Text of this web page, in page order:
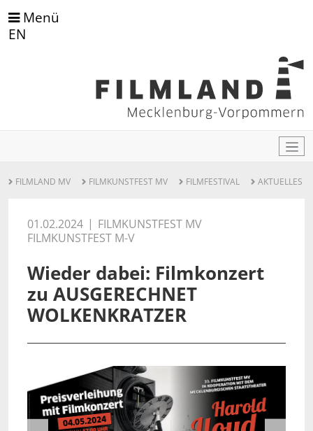
Menü
EN
FILMLAND MV FILMKUNSTFEST MV FILMFESTIVAL AKTUELLES
01.02.2024
FILMKUNSTFEST MV
FILMKUNSTFEST M-V
Wieder dabei: Filmkonzert
zu AUSGERECHNET
WOLKENKRATZER